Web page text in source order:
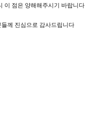
이 점은 양해해주시기 바랍니다
께 진심으로 감사드립니다